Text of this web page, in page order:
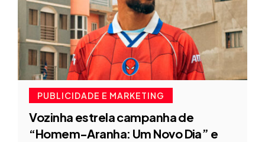
PUBLICIDADE E MARKETING
Vozinha estrela campanha de
“Homem-Aranha: Um Novo Dia” e